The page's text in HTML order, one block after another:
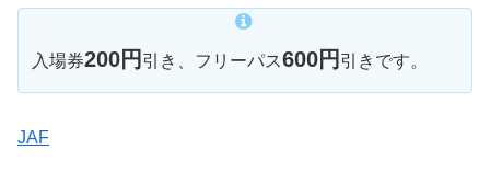
入場券200円 引き、フリーパス600円 引きです。
JAF